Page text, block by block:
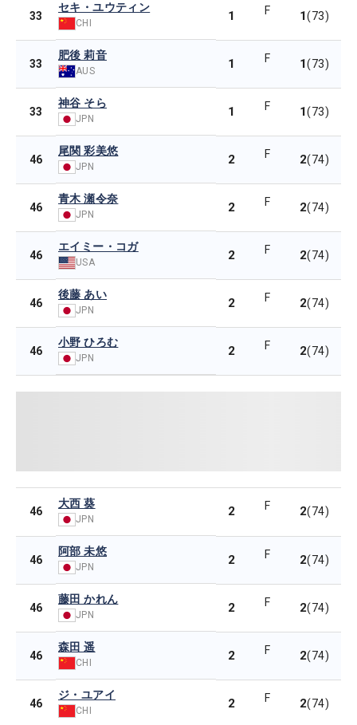
33
セキ・ユウティン
CHI 1 F 1(73)
33
肥後 莉音
AUS 1 F 1(73)
33
神谷 そら
JPN 1 F 1(73)
46
尾関 彩美悠
JPN 2 F 2(74)
46
青木 瀬令奈
JPN 2 F 2(74)
46
エイミー・コガ
USA 2 F 2(74)
46
後藤 あい
JPN 2 F 2(74)
46
小野 ひろむ
JPN 2 F 2(74)
46
大西 葵
JPN
2 F 2(74)
46
阿部 未悠
JPN 2 F 2(74)
46
藤田 かれん
JPN 2 F 2(74)
46
森田 遥
CHI 2 F 2(74)
46
ジ・ユアイ
CHI 2 F 2(74)